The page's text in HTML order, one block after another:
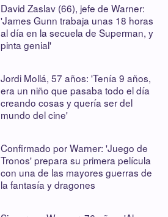
David Zaslav (66), jefe de Warner:
'James Gunn trabaja unas 18 horas
al día en la secuela de Superman, y
pinta genial'
Jordi Mollá, 57 años: 'Tenía 9 años,
era un niño que pasaba todo el día
creando cosas y quería ser del
mundo del cine'
Confirmado por Warner: 'Juego de
Tronos' prepara su primera película
con una de las mayores guerras de
la fantasía y dragones